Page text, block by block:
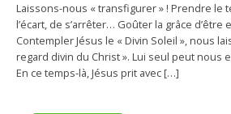
Laissons-nous « transfigurer » ! Prendre le
l’écart, de s’arrêter… Goûter la grâce d’être
Contempler Jésus le « Divin Soleil », nous
regard divin du Christ ». Lui seul peut nous
En ce temps-là, Jésus prit avec […]